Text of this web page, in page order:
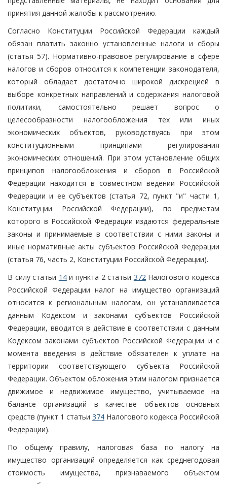
принятия данной жалобы к рассмотрению.
Согласно Конституции Российской Федерации каждый
обязан платить законно установленные налоги и сборы
(статья 57). Нормативно-правовое регулирование в сфере
налогов и сборов относится к компетенции законодателя,
который обладает достаточно широкой дискрецией в
выборе конкретных направлений и содержания налоговой
политики, самостоятельно решает вопрос о
целесообразности налогообложения тех или иных
экономических объектов, руководствуясь при этом
конституционными принципами регулирования
экономических отношений. При этом установление общих
принципов налогообложения и сборов в Российской
Федерации находится в совместном ведении Российской
Федерации и ее субъектов (статья 72, пункт "и" части 1,
Конституции Российской Федерации), по предметам
которого в Российской Федерации издаются федеральные
законы и принимаемые в соответствии с ними законы и
иные нормативные акты субъектов Российской Федерации
(статья 76, часть 2, Конституции Российской Федерации).
В силу статьи 14и пункта 2 статьи 372 Налогового кодекса
Российской Федерации налог на имущество организаций
относится к региональным налогам, он устанавливается
данным Кодексом и законами субъектов Российской
Федерации, вводится в действие в соответствии с данным
Кодексом законами субъектов Российской Федерации и с
момента введения в действие обязателен к уплате на
территории соответствующего субъекта Российской
Федерации. Объектом обложения этим налогом признается
движимое и недвижимое имущество, учитываемое на
балансе организаций в качестве объектов основных
средств (пункт 1 статьи 374 Налогового кодекса Российской
Федерации).
По общему правилу, налоговая база по налогу на
имущество организаций определяется как среднегодовая
стоимость имущества, признаваемого объектом